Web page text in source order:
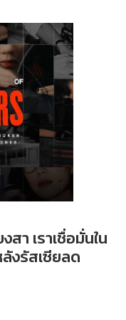
สา เราเชื่อมั่นใน
งรัสเซียลด